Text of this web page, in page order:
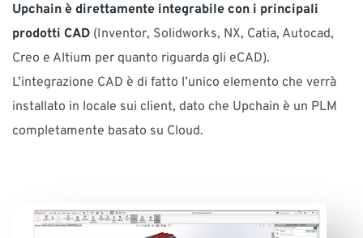
Upchain è direttamente integrabile con i principali
prodotti CAD (Inventor, Solidworks, NX, Catia, Autocad,
Creo e Altium per quanto riguarda gli eCAD).
L’integrazione CAD è di fatto l’unico elemento che verrà
installato in locale sui client, dato che Upchain è un PLM
completamente basato su Cloud.